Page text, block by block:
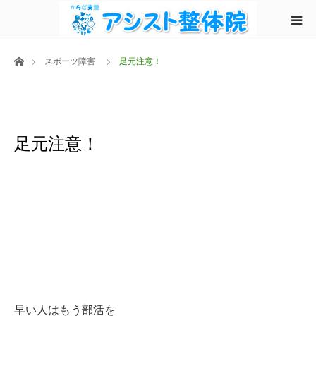
ホームスポーツ障害 足元注意！
足元注意！
早い人はもう部活を